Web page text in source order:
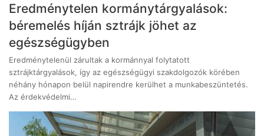
Eredménytelen kormánytárgyalások:
béremelés híján sztrájk jöhet az
egészségügyben
Eredménytelenül zárultak a kormánnyal folytatott
sztrájktárgyalások, így az egészségügyi szakdolgozók körében
néhány hónapon belül napirendre kerülhet a munkabeszüntetés.
Az érdekvédelmi…